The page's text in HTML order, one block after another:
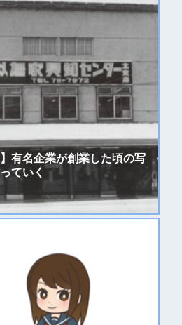
】有名企業が創業した頃の写
ていく